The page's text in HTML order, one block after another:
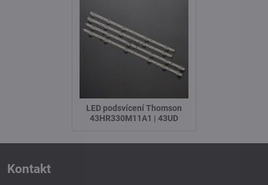
LED podsvícení Thomson
43HR330M11A1 | 43UD
Kontakt